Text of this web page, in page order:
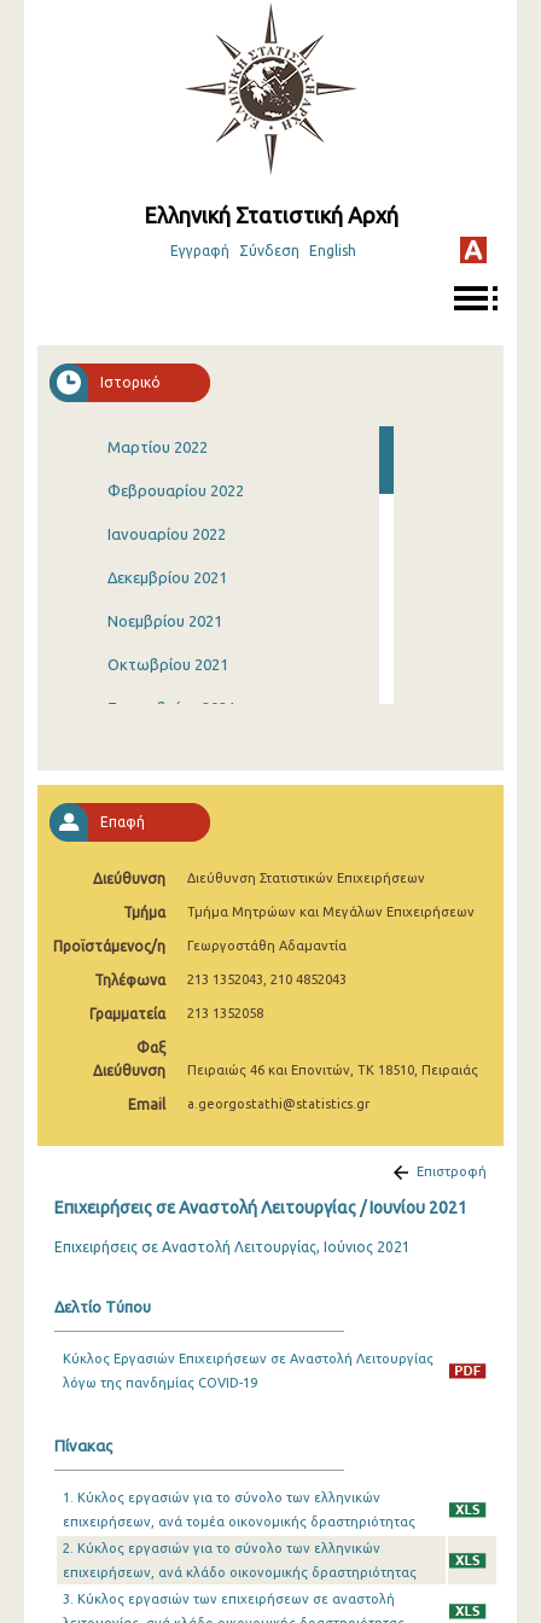
Ελληνική Στατιστική Αρχή
Εγγραφή Σύνδεση English
Ιστορικό
Μαρτίου 2022
Φεβρουαρίου 2022
Ιανουαρίου 2022
Δεκεμβρίου 2021
Νοεμβρίου 2021
Οκτωβρίου 2021
Σεπτεμβρίου 2021
Ιουνίου 2021
Μαΐου 2021
Απριλίου 2021
Μαρτίου 2021
Φεβρουαρίου 2021
Ιανουαρίου 2021
Δεκεμβρίου 2020
Νοεμβρίου 2020
Ιουλίου 2020
Ιουνίου 2020
Απριλίου 2020
Μαρτίου 2020
2020
Επαφή
Διεύθυνση Διεύθυνση Στατιστικών Επιχειρήσεων
Τμήμα Τμήμα Μητρώων και Μεγάλων Επιχειρήσεων
Προϊστάμενος/η Γεωργοστάθη Αδαμαντία
Τηλέφωνα 213 1352043, 210 4852043
Γραμματεία 213 1352058
Φαξ
Διεύθυνση
Πειραιώς 46 και Επονιτών, ΤΚ 18510, Πειραιάς
Email a.georgostathi@statistics.gr
Επιστροφή
Επιχειρήσεις σε Αναστολή Λειτουργίας / Ιουνίου 2021
Επιχειρήσεις σε Αναστολή Λειτουργίας, Ιούνιος 2021
Δελτίο Τύπου
Κύκλος Εργασιών Επιχειρήσεων σε Αναστολή Λειτουργίας
λόγω της πανδημίας COVID-19
Πίνακας
1. Κύκλος εργασιών για το σύνολο των ελληνικών
επιχειρήσεων, ανά τομέα οικονομικής δραστηριότητας
2. Κύκλος εργασιών για το σύνολο των ελληνικών
επιχειρήσεων, ανά κλάδο οικονομικής δραστηριότητας
3. Κύκλος εργασιών των επιχειρήσεων σε αναστολή